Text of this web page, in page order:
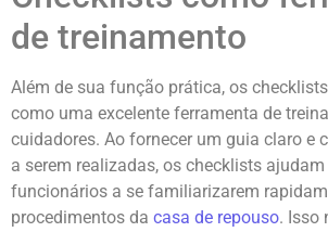
de treinamento
Além de sua função prática, os
como uma excelente ferramenta de
cuidadores. Ao fornecer um guia claro e
a serem realizadas, os checklists
funcionários a se familiarizarem
procedimentos da casa de repouso. Isso